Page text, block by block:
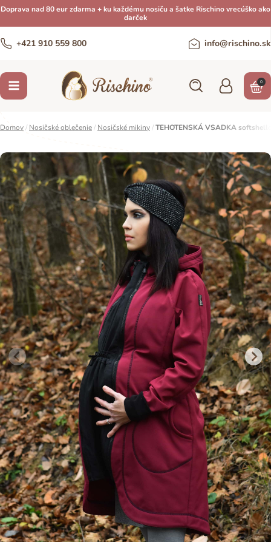
Doprava nad 80 eur zdarma + ku každému nosiču a šatke Rischino vrecúško ako
darček
+421 910 559 800 info@rischino.sk
0
Domov/ Nosičské oblečenie/ Nosičské mikiny/TEHOTENSKÁ VSADKA